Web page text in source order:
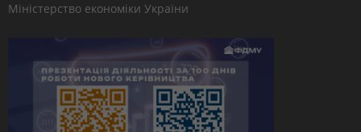
Міністерство економіки України